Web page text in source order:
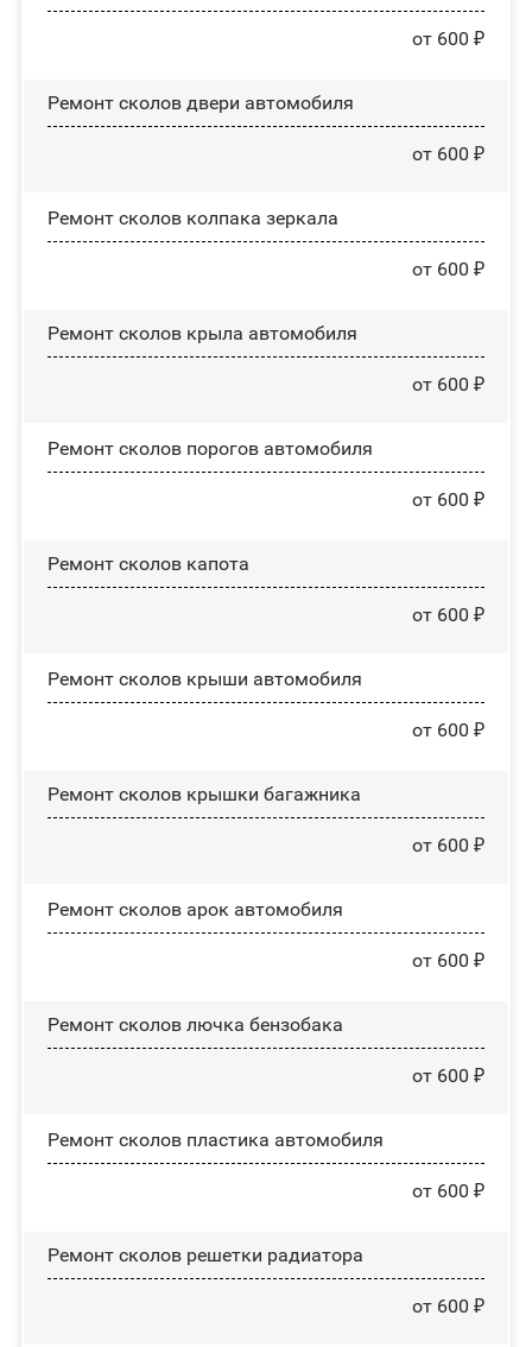
от 600 ₽
Ремонт сколов двери автомобиля
от 600 ₽
Ремонт сколов колпака зеркала
от 600 ₽
Ремонт сколов крыла автомобиля
от 600 ₽
Ремонт сколов порогов автомобиля
от 600 ₽
Ремонт сколов капота
от 600 ₽
Ремонт сколов крыши автомобиля
от 600 ₽
Ремонт сколов крышки багажника
от 600 ₽
Ремонт сколов арок автомобиля
от 600 ₽
Ремонт сколов лючка бензобака
от 600 ₽
Ремонт сколов пластика автомобиля
от 600 ₽
Ремонт сколов решетки радиатора
от 600 ₽